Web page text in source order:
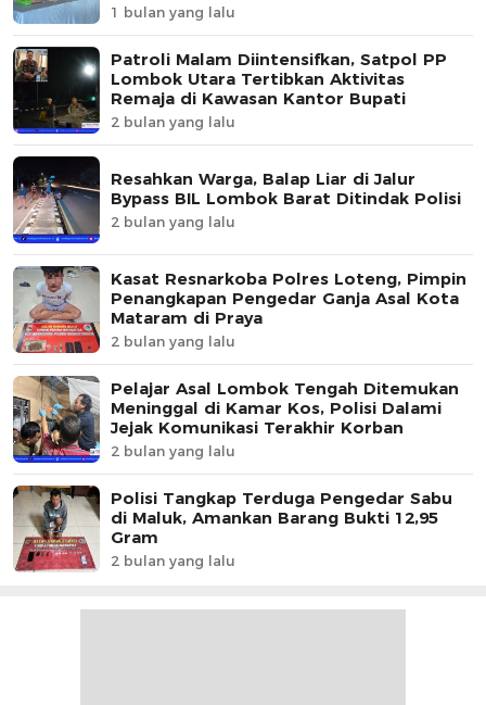
1 bulan yang lalu
Patroli Malam Diintensifkan, Satpol PP
Lombok Utara Tertibkan Aktivitas
Remaja di Kawasan Kantor Bupati
2 bulan yang lalu
Resahkan Warga, Balap Liar di Jalur
Bypass BIL Lombok Barat Ditindak Polisi
2 bulan yang lalu
Kasat Resnarkoba Polres Loteng, Pimpin
Penangkapan Pengedar Ganja Asal Kota
Mataram di Praya
2 bulan yang lalu
Pelajar Asal Lombok Tengah Ditemukan
Meninggal di Kamar Kos, Polisi Dalami
Jejak Komunikasi Terakhir Korban
2 bulan yang lalu
Polisi Tangkap Terduga Pengedar Sabu
di Maluk, Amankan Barang Bukti 12,95
Gram
2 bulan yang lalu